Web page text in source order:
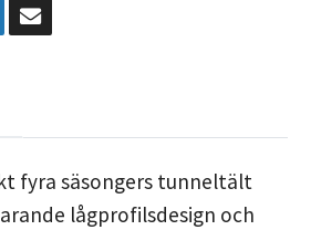
fyra säsongers tunneltält
lågprofilsdesign och